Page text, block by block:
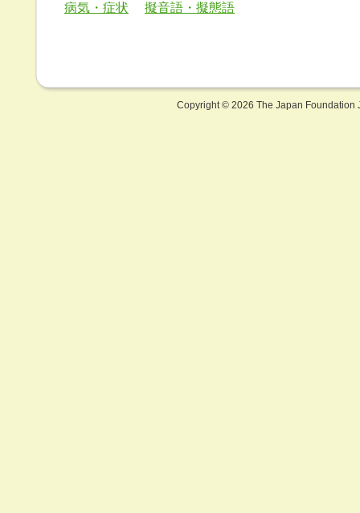
病気・症状 擬音語・擬態語
Copyright © 2026 The Japan Foundation